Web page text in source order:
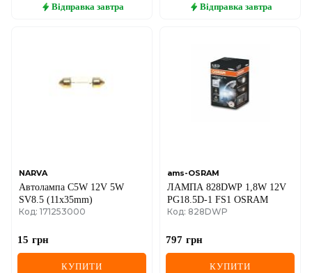
Відправка завтра Відправка завтра
NARVA
Автолампа C5W 12V 5W
SV8.5 (11x35mm)
Код: 171253000
15 грн
КУПИТИ
ams-OSRAM
ЛАМПА 828DWP 1,8W 12V
PG18.5D-1 FS1 OSRAM
Код: 828DWP
797 грн
КУПИТИ